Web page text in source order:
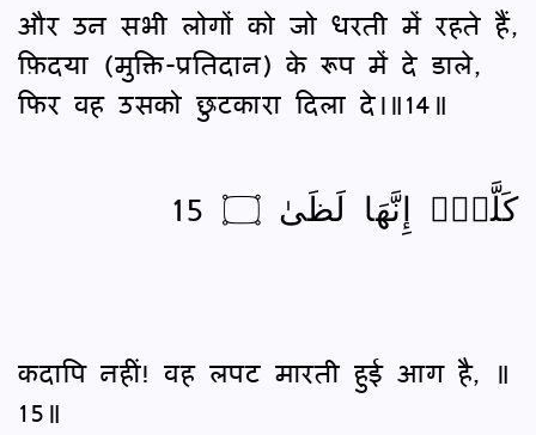
और उन सभी लोगों को जो धरती में रहते हैं,
फ़िदया (मुक्ति-प्रतिदान) के रूप में दे डाले,
फिर वह उसको छुटकारा दिला दे।॥14॥
كَلَّآۖ إِنَّهَا لَظَىٰ ۝ 15
कदापि नहीं! वह लपट मारती हुई आग है, ॥
15॥